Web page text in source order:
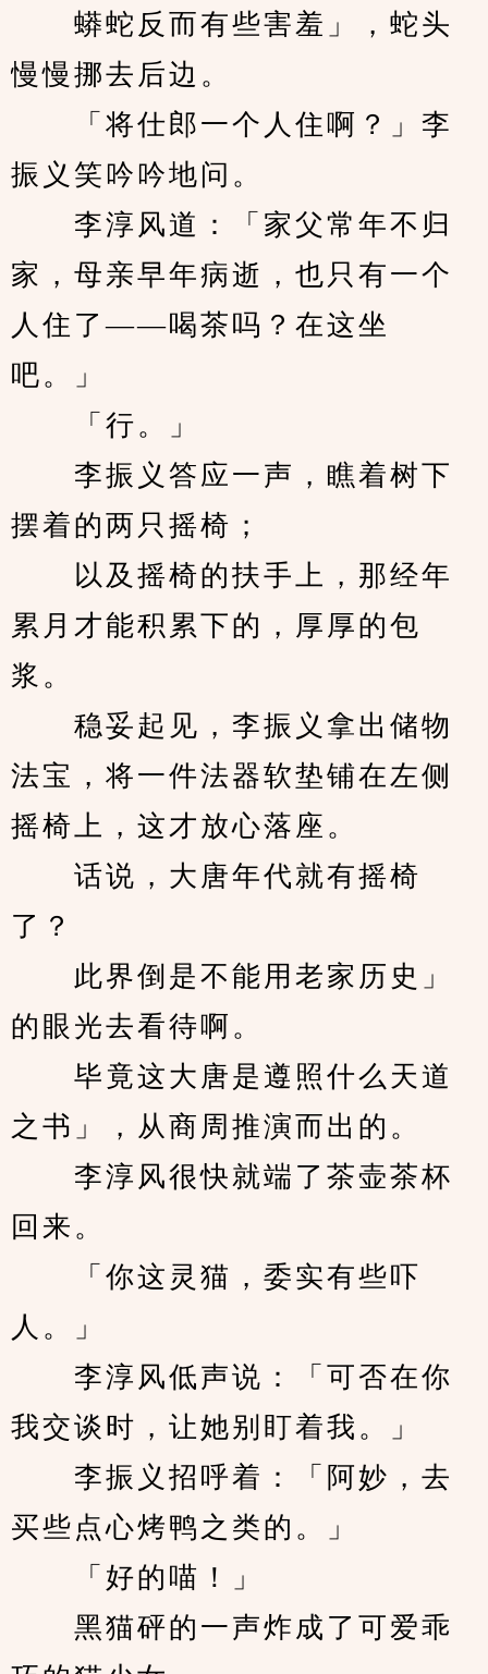
蟒蛇反而有些害羞」，蛇头
慢慢挪去后边。
「将仕郎一个人住啊？」李
振义笑吟吟地问。
李淳风道：「家父常年不归
家，母亲早年病逝，也只有一个
人住了——喝茶吗？在这坐
吧。」
「行。」
李振义答应一声，瞧着树下
摆着的两只摇椅；
以及摇椅的扶手上，那经年
累月才能积累下的，厚厚的包
浆。
稳妥起见，李振义拿出储物
法宝，将一件法器软垫铺在左侧
摇椅上，这才放心落座。
话说，大唐年代就有摇椅
了？
此界倒是不能用老家历史」
的眼光去看待啊。
毕竟这大唐是遵照什么天道
之书」，从商周推演而出的。
李淳风很快就端了茶壶茶杯
回来。
「你这灵猫，委实有些吓
人。」
李淳风低声说：「可否在你
我交谈时，让她别盯着我。」
李振义招呼着：「阿妙，去
买些点心烤鸭之类的。」
「好的喵！」
黑猫砰的一声炸成了可爱乖